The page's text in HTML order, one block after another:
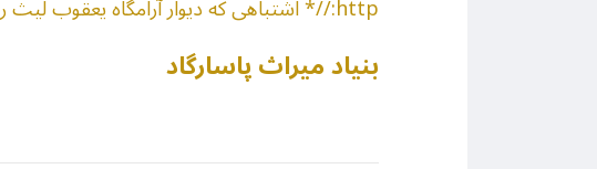
http://* اشتباهی که دیوار آرامگاه یعقوب لیث را آوار کرد
بنیاد میراث پاسارگاد